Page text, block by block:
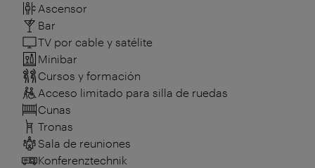
Ascensor
Bar
TV por cable y satélite
Minibar
Cursos y formación
Acceso limitado para silla de ruedas
Cunas
Tronas
Sala de reuniones
Konferenztechnik